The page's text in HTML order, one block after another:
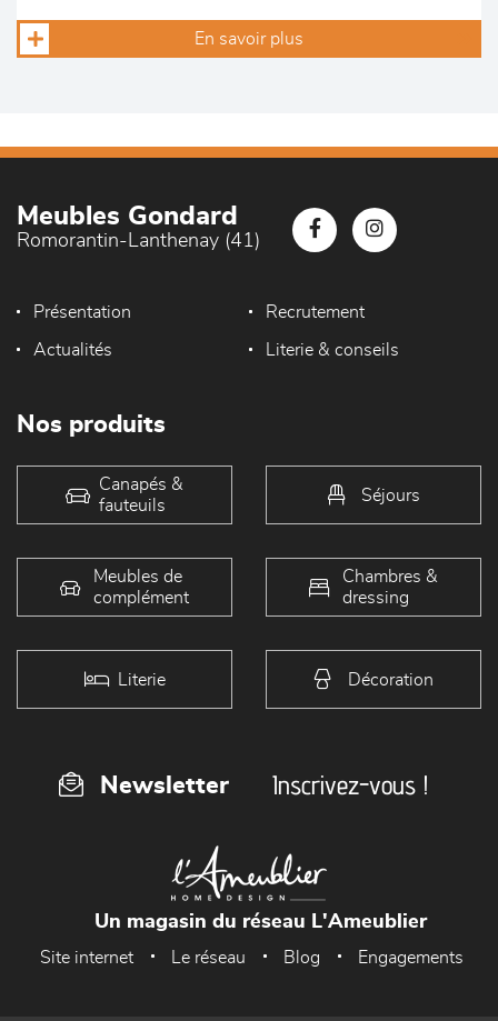
En savoir plus
Meubles Gondard
Romorantin-Lanthenay (41)
Présentation Recrutement
Actualités Literie & conseils
Nos produits
Canapés &
fauteuils
Séjours
Meubles de
complément
Chambres &
dressing
Literie Décoration
Newsletter Inscrivez-vous !
Un magasin du réseau L'Ameublier
Site internet Le réseau Blog Engagements